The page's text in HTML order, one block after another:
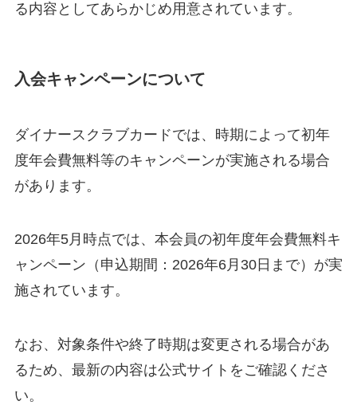
る内容としてあらかじめ用意されています。
入会キャンペーンについて
ダイナースクラブカードでは、時期によって初年
度年会費無料等のキャンペーンが実施される場合
があります。
2026年5月時点では、本会員の初年度年会費無料キ
ャンペーン（申込期間：2026年6月30日まで）が実
施されています。
なお、対象条件や終了時期は変更される場合があ
るため、最新の内容は公式サイトをご確認くださ
い。